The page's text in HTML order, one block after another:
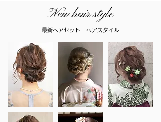
New hair style
最新ヘアセット ヘアスタイル